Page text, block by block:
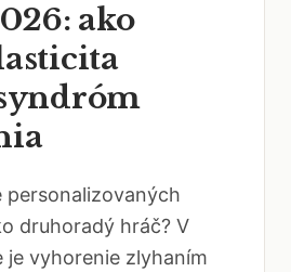
ako
personalizovaných
druhoradý hráč? V
je vyhorenie zlyhaním